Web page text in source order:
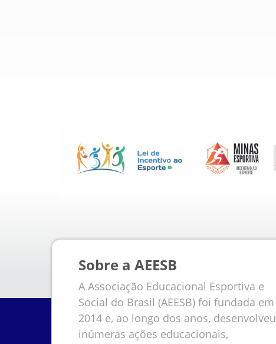
Sobre a AEESB
A Associação Educacional Esportiva e
Social do Brasil (AEESB) foi fundada em
2014 e, ao longo dos anos, desenvolveu
inúmeras ações educacionais,